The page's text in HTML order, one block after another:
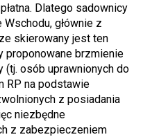
Dlatego sadownicy
głównie z
skierowany jest ten
proponowane brzmienie
(tj. osób uprawnionych do
RP na podstawie
z posiadania
niezbędne
z zabezpieczeniem